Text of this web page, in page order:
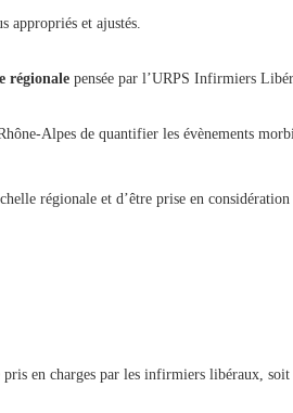
appropriés et ajustés.
régionale pensée par l’URPS Infirmiers
Alpes de quantifier les évènements
régionale et d’être prise en considération
pris en charges par les infirmiers libéraux,